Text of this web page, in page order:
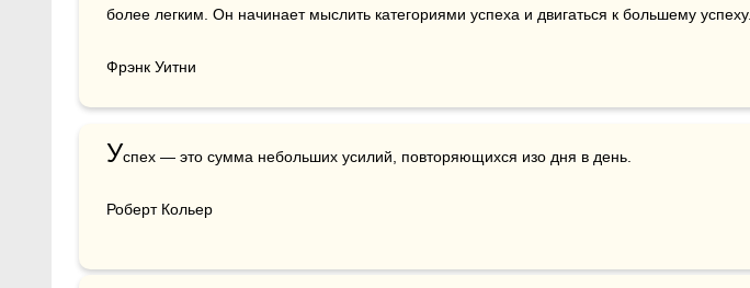
более легким. Он начинает мыслить категориями успеха и двигаться к большему успеху.
Фрэнк Уитни
Успех — это сумма небольших усилий, повторяющихся изо дня в день.
Роберт Кольер